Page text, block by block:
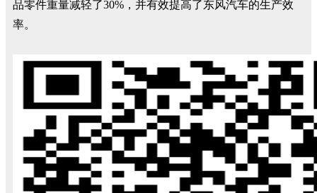
品零件重量减轻了30%，并有效提高了东风汽车的生产效
率。